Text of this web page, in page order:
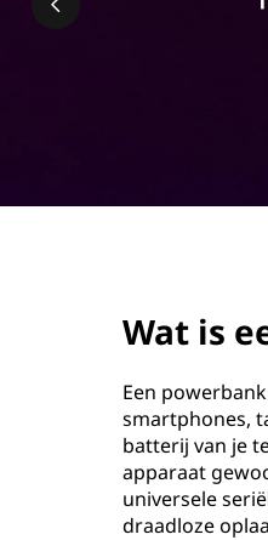
Wat is
Een
smartphones,
batterij van je
apparaat
universele
draadloze